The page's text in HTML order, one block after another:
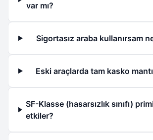
var mı?
Sigortasız araba kullanırsam
Eski araçlarda tam kasko
SF-Klasse (hasarsızlık sınıfı)
etkiler?